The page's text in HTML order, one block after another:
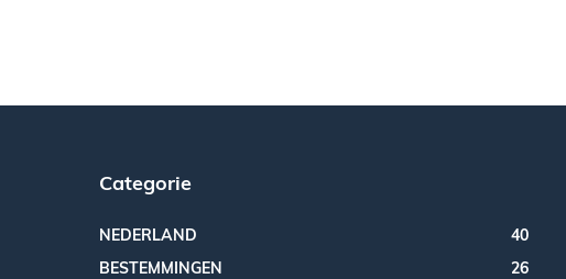
Categorie
NEDERLAND
40
BESTEMMINGEN
26